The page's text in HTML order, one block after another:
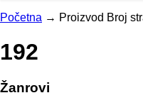
Početna → Proizvod Broj
192
Žanrovi